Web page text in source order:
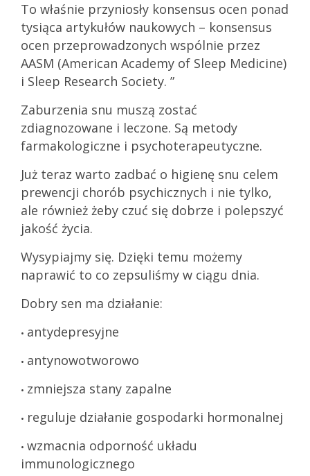
To właśnie przyniosły konsensus ocen ponad
tysiąca artykułów naukowych – konsensus
ocen przeprowadzonych wspólnie przez
AASM (American Academy of Sleep Medicine)
i Sleep Research Society. ”
Zaburzenia snu muszą zostać
zdiagnozowane i leczone. Są metody
farmakologiczne i psychoterapeutyczne.
Już teraz warto zadbać o higienę snu celem
prewencji chorób psychicznych i nie tylko,
ale również żeby czuć się dobrze i polepszyć
jakość życia.
Wysypiajmy się. Dzięki temu możemy
naprawić to co zepsuliśmy w ciągu dnia.
Dobry sen ma działanie:
• antydepresyjne
• antynowotworowo
• zmniejsza stany zapalne
• reguluje działanie gospodarki hormonalnej
• wzmacnia odporność układu
immunologicznego